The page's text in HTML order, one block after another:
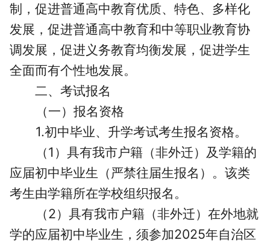
制，促进普通高中教育优质、特色、多样化
发展，促进普通高中教育和中等职业教育协
调发展，促进义务教育均衡发展，促进学生
全面而有个性地发展。
二、考试报名
（一）报名资格
1.初中毕业、升学考试考生报名资格。
（1）具有我市户籍（非外迁）及学籍的
应届初中毕业生（严禁往届生报名）。该类
考生由学籍所在学校组织报名。
（2）具有我市户籍（非外迁）在外地就
学的应届初中毕业生，须参加2025年自治区